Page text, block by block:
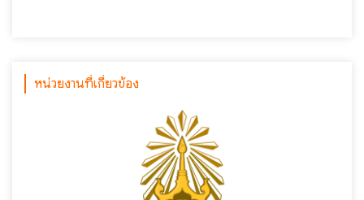
หน่วยงานที่เกี่ยวข้อง